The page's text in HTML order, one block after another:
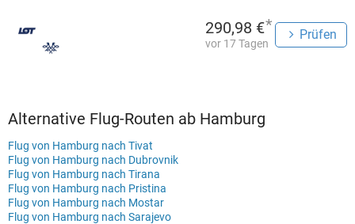
290,98 €*
vor 17 Tagen
Prüfen
Alternative Flug-Routen ab Hamburg
Flug von Hamburg nach Tivat
Flug von Hamburg nach Dubrovnik
Flug von Hamburg nach Tirana
Flug von Hamburg nach Pristina
Flug von Hamburg nach Mostar
Flug von Hamburg nach Sarajevo